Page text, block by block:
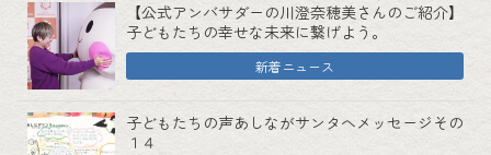
【公式アンバサダーの川澄奈穂美さんのご紹介】
子どもたちの幸せな未来に繋げよう。
新着ニュース
子どもたちの声あしながサンタへメッセージその
１４